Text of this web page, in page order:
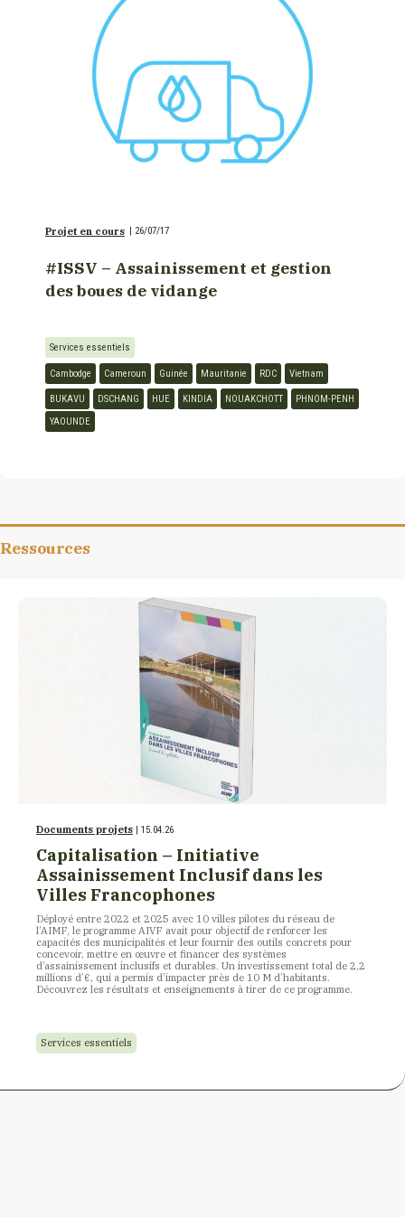
Projet en cours 26/07/17
#ISSV – Assainissement et gestion
des boues de vidange
Services essentiels
Cambodge Cameroun Guinée Mauritanie RDC Vietnam
BUKAVU DSCHANG HUE KINDIA NOUAKCHOTT
PHNOM-PENH
YAOUNDE
Ressources
Documents projets | 15.04.26
Capitalisation – Initiative
Assainissement Inclusif dans les
Villes Francophones
Déployé entre 2022 et 2025 avec 10 villes pilotes du réseau de
l’AIMF, le programme AIVF avait pour objectif de renforcer les
capacités des municipalités et leur fournir des outils concrets pour
concevoir, mettre en œuvre et financer des systèmes
d’assainissement inclusifs et durables. Un investissement total de 2,2
millions d’€, qui a permis d’impacter près de 10 M d’habitants.
Découvrez les résultats et enseignements à tirer de ce programme.
Services essentiels